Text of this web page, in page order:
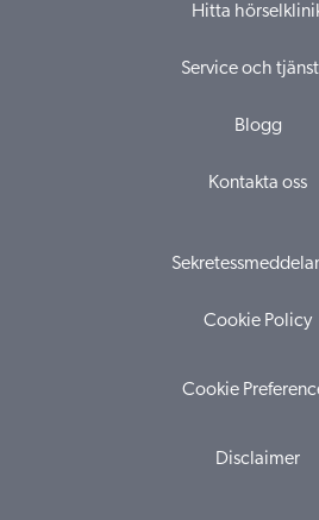
Hitta
Service och
Blogg
Kontakta oss
Cookie Policy
Cookie
Disclaimer